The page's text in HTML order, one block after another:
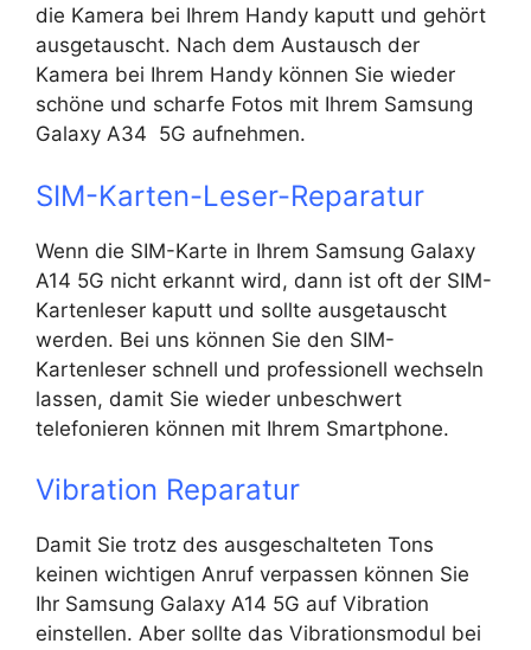
die Kamera bei Ihrem Handy kaputt und gehört
ausgetauscht. Nach dem Austausch der
Kamera bei Ihrem Handy können Sie wieder
schöne und scharfe Fotos mit Ihrem Samsung
Galaxy A34 5G aufnehmen.
SIM-Karten-Leser-Reparatur
Wenn die SIM-Karte in Ihrem Samsung Galaxy
A14 5G nicht erkannt wird, dann ist oft der SIM-
Kartenleser kaputt und sollte ausgetauscht
werden. Bei uns können Sie den SIM-
Kartenleser schnell und professionell wechseln
lassen, damit Sie wieder unbeschwert
telefonieren können mit Ihrem Smartphone.
Vibration Reparatur
Damit Sie trotz des ausgeschalteten Tons
keinen wichtigen Anruf verpassen können Sie
Ihr Samsung Galaxy A14 5G auf Vibration
einstellen. Aber sollte das Vibrationsmodul bei